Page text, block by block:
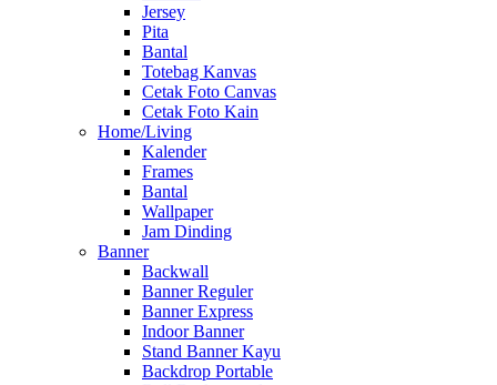
Jersey
Pita
Bantal
Totebag Kanvas
Cetak Foto Canvas
Cetak Foto Kain
Home/Living
Kalender
Frames
Bantal
Wallpaper
Jam Dinding
Banner
Backwall
Banner Reguler
Banner Express
Indoor Banner
Stand Banner Kayu
Backdrop Portable